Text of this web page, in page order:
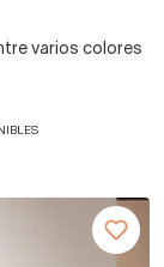
varios colores